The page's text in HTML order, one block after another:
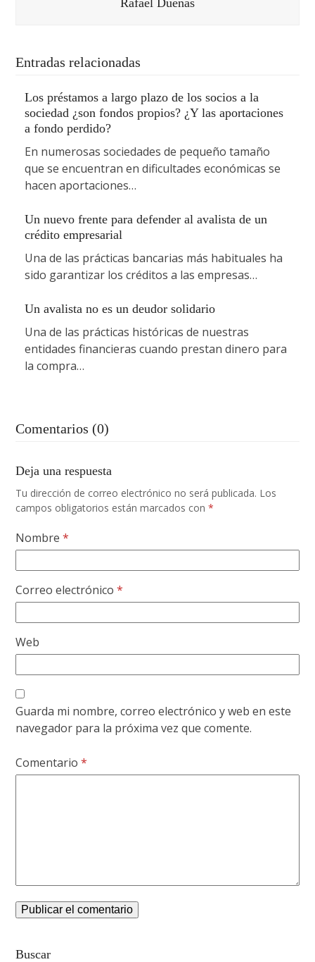
Entradas relacionadas
Los préstamos a largo plazo de los socios a la
sociedad ¿son fondos propios? ¿Y las aportaciones
a fondo perdido?
En numerosas sociedades de pequeño tamaño
que se encuentran en dificultades económicas se
hacen aportaciones…
Un nuevo frente para defender al avalista de un
crédito empresarial
Una de las prácticas bancarias más habituales ha
sido garantizar los créditos a las empresas…
Un avalista no es un deudor solidario
Una de las prácticas históricas de nuestras
entidades financieras cuando prestan dinero para
la compra…
Comentarios (0)
Deja una respuesta
Tu dirección de correo electrónico no será publicada. Los
campos obligatorios están marcados con*
Nombre*
Correo electrónico*
Web
Guarda mi nombre, correo electrónico y web en este
navegador para la próxima vez que comente.
Comentario*
Buscar